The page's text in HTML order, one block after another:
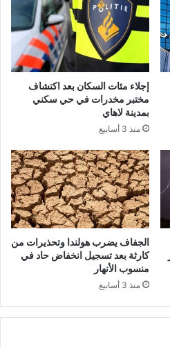
إجلاء مئات السكان بعد اكتشاف
مختبر مخدرات في حي سكني
بمدينة لاهاي
منذ 3 أسابيع
الجفاف يضرب هولندا وتحذيرات من
كارثة بعد تسجيل انخفاض حاد في
منسوب الأنهار
منذ 3 أسابيع